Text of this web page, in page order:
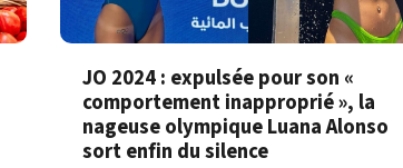
JO 2024 : expulsée pour son «
comportement inapproprié », la
nageuse olympique Luana Alonso
sort enfin du silence